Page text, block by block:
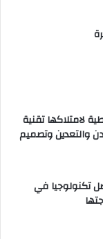
لامتلاكها تقنية
والتعدين وتصميم
تكنولوجيا في